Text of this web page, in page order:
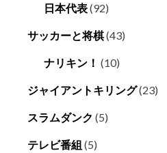
日本代表(92)
サッカーと将棋(43)
ナリキン！ (10)
ジャイアントキリング(23)
スラムダンク (5)
テレビ番組 (5)